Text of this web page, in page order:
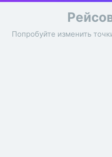
Попробуйте изменить